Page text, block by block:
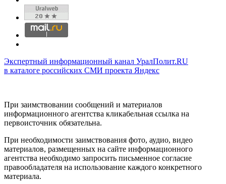
Экспертный информационный канал УралПолит.RU
в каталоге российских СМИ проекта Яндекс
При заимствовании сообщений и материалов
информационного агентства кликабельная ссылка на
первоисточник обязательна.
При необходимости заимствования фото, аудио, видео
материалов, размещенных на сайте информационного
агентства необходимо запросить письменное согласие
правообладателя на использование каждого конкретного
материала.